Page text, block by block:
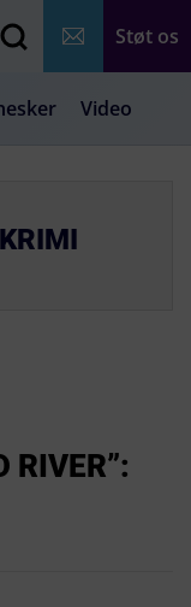
Støt os
Video
RIVER”: